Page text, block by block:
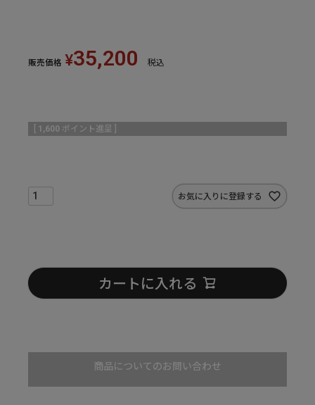
販売価格 ¥35,200 税込
1,600 ポイント進呈 ]
お気に入りに登録する
カートに入れる
商品についてのお問い合わせ